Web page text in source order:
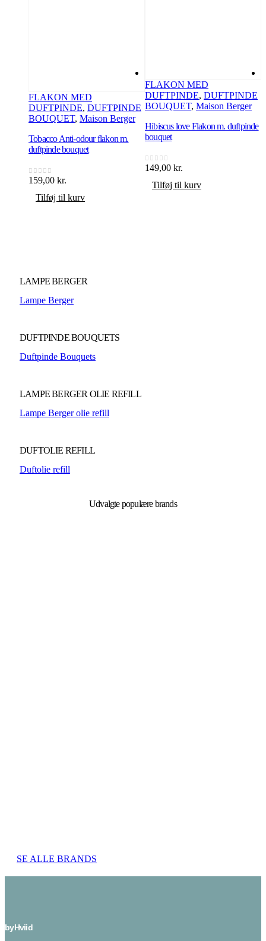
FLAKON MED
DUFTPINDE, DUFTPINDE
BOUQUET, Maison Berger
Tobacco Anti-odour flakon m.
duftpinde bouquet
0 ud af 5
159,00 kr.
Tilføj til kurv
FLAKON MED
DUFTPINDE, DUFTPINDE
BOUQUET, Maison Berger
Hibiscus love Flakon m. duftpinde
bouquet
0 ud af 5
149,00 kr.
Tilføj til kurv
LAMPE BERGER
Lampe Berger
DUFTPINDE BOUQUETS
Duftpinde Bouquets
LAMPE BERGER OLIE REFILL
Lampe Berger olie refill
DUFTOLIE REFILL
Duftolie refill
Udvalgte populære brands
SE ALLE BRANDS
byHviid